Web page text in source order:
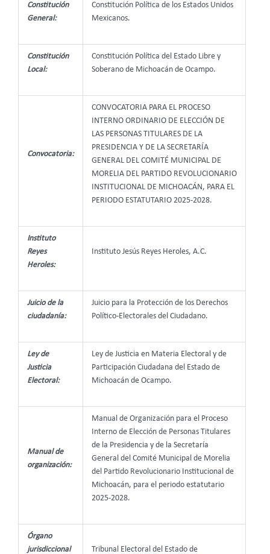
Constitución
General:
Constitución Política de los Estados Unidos
Mexicanos.
Constitución
Local:
Constitución Política del Estado Libre y
Soberano de Michoacán de Ocampo.
Convocatoria:
CONVOCATORIA PARA EL PROCESO
INTERNO ORDINARIO DE ELECCIÓN DE
LAS PERSONAS TITULARES DE LA
PRESIDENCIA Y DE LA SECRETARÍA
GENERAL DEL COMITÉ MUNICIPAL DE
MORELIA DEL PARTIDO REVOLUCIONARIO
INSTITUCIONAL DE MICHOACÁN, PARA EL
PERIODO ESTATUTARIO 2025-2028.
Instituto
Reyes
Heroles:
Instituto Jesús Reyes Heroles, A.C.
Juicio de la
ciudadanía:
Juicio para la Protección de los Derechos
Político-Electorales del Ciudadano.
Ley de
Justicia
Electoral:
Ley de Justicia en Materia Electoral y de
Participación Ciudadana del Estado de
Michoacán de Ocampo.
Manual de
organización:
Manual de Organización para el Proceso
Interno de Elección de Personas Titulares
de la Presidencia y de la Secretaría
General del Comité Municipal de Morelia
del Partido Revolucionario Institucional de
Michoacán, para el periodo estatutario
2025-2028.
Órgano
jurisdiccional
Tribunal Electoral del Estado de